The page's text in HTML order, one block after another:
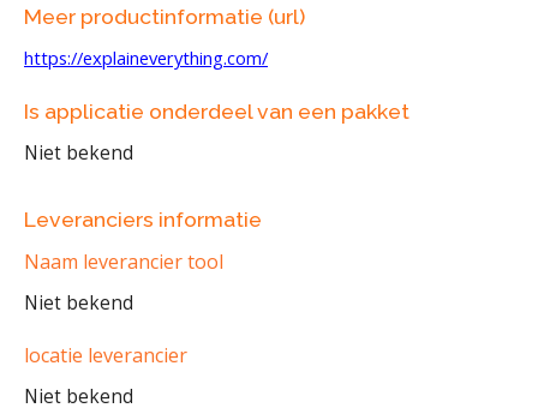
Meer productinformatie (url)
https://explaineverything.com/
Is applicatie onderdeel van een pakket
Niet bekend
Leveranciers informatie
Naam leverancier tool
Niet bekend
locatie leverancier
Niet bekend